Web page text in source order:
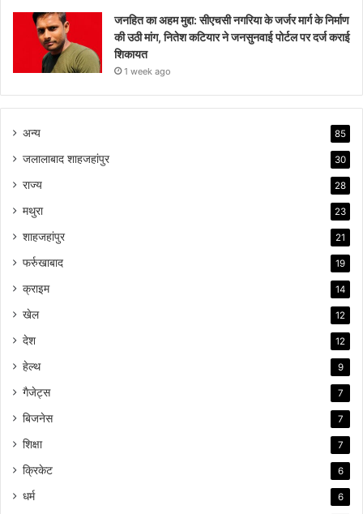
जनहित का अहम मुद्दा: सीएचसी नगरिया के जर्जर मार्ग के निर्माण
की उठी मांग, नितेश कटियार ने जनसुनवाई पोर्टल पर दर्ज कराई
शिकायत
1 week ago
अन्य 85
जलालाबाद शाहजहांपुर 30
राज्य 28
मथुरा 23
शाहजहांपुर 21
फर्रुखाबाद 19
क्राइम 14
खेल 12
देश 12
हेल्थ 9
गैजेट्स 7
बिजनेस 7
शिक्षा 7
क्रिकेट 6
धर्म 6